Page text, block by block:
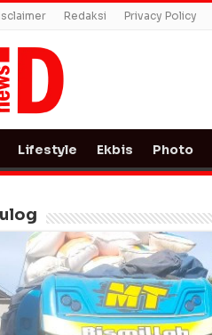
Redaksi Privacy Policy
Lifestyle Ekbis Photo